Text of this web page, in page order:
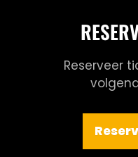
Reserveer